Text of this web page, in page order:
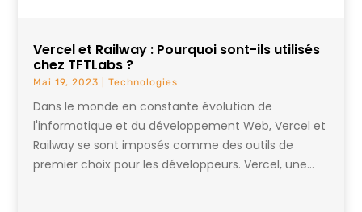
Vercel et Railway : Pourquoi sont-ils utilisés
chez TFTLabs ?
Mai 19, 2023 |Technologies
Dans le monde en constante évolution de
l'informatique et du développement Web, Vercel et
Railway se sont imposés comme des outils de
premier choix pour les développeurs. Vercel, une...